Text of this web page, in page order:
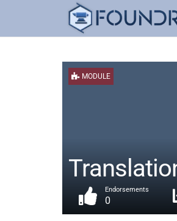
MODULE
Endorsements
0